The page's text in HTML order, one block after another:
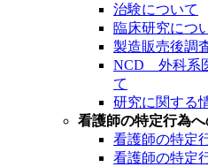
治験について
臨床研究につ
製造販売後調
NCD 外科系
て
研究に関する
看護師の特定行為
看護師の特定
看護師の特定